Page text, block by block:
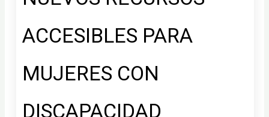
ACCESIBLES PARA
MUJERES CON
DISCAPACIDAD